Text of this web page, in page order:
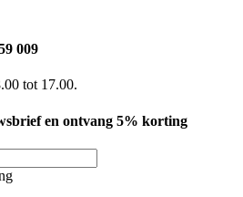
009
tot 17.00.
en ontvang 5% korting